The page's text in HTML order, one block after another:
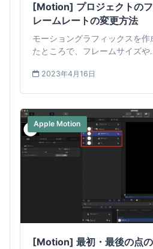
[Motion] プロジェクトの
レームレートの変更方法
モーショングラフィックスを作
たところで、フレームサイズや
2023年4月16日
Apple Motion
[Motion] 最初・最後の点